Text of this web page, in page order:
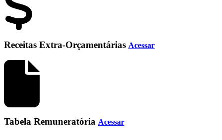
Receitas Extra-Orçamentárias Acessar
Tabela Remuneratória Acessar